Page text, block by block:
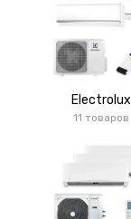
Electrolux
11 товаров